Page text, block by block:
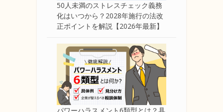
50人未満のストレスチェック義務
化はいつから？2028年施行の法改
正ポイントを解説【2026年最新】